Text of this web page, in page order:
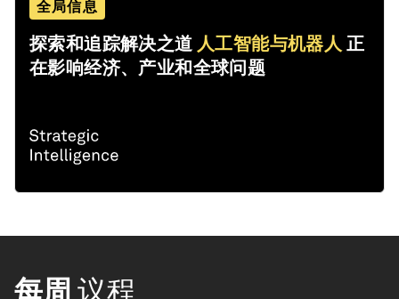
全局信息
探索和追踪解决之道 人工智能与机器人 正
在影响经济、产业和全球问题
每周 议程